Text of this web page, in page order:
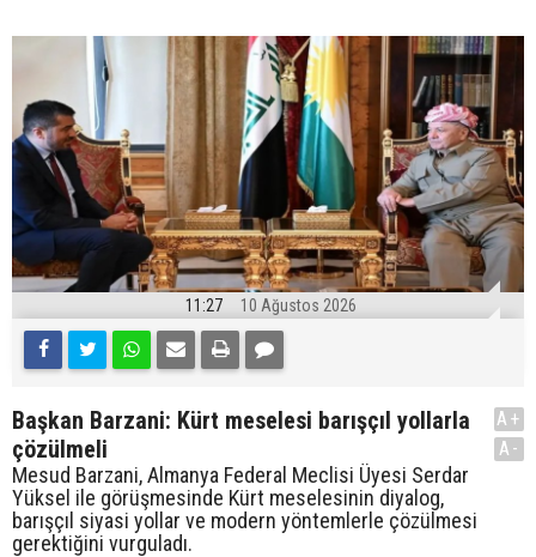
11:27 10 Ağustos 2026
Başkan Barzani: Kürt meselesi barışçıl yollarla
çözülmeli
Mesud Barzani, Almanya Federal Meclisi Üyesi Serdar
Yüksel ile görüşmesinde Kürt meselesinin diyalog,
barışçıl siyasi yollar ve modern yöntemlerle çözülmesi
gerektiğini vurguladı.
A+
A-